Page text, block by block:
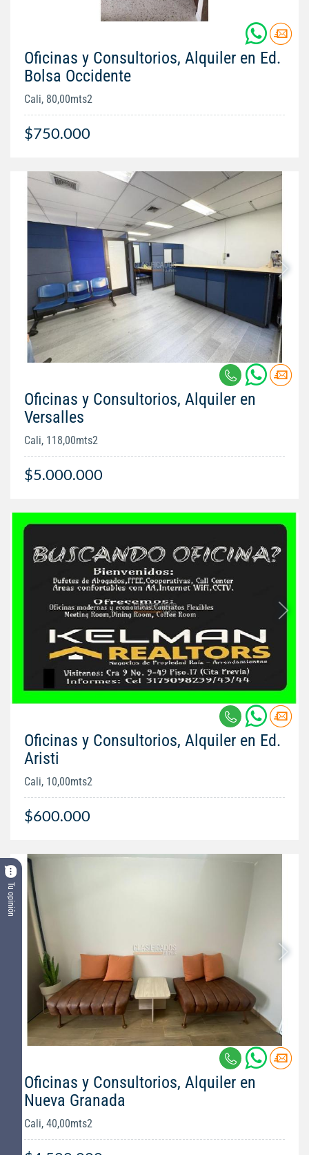
Tu opinión
Oficinas y Consultorios, Alquiler en Ed.
Bolsa Occidente
Cali, 80,00mts2
$750.000
Oficinas y Consultorios, Alquiler en
Versalles
Cali, 118,00mts2
$5.000.000
Oficinas y Consultorios, Alquiler en Ed.
Aristi
Cali, 10,00mts2
$600.000
Oficinas y Consultorios, Alquiler en
Nueva Granada
Cali, 40,00mts2